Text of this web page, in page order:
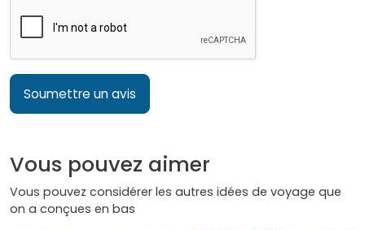
Soumettre un avis
Vous pouvez aimer
Vous pouvez considérer les autres idées de voyage que
on a conçues en bas